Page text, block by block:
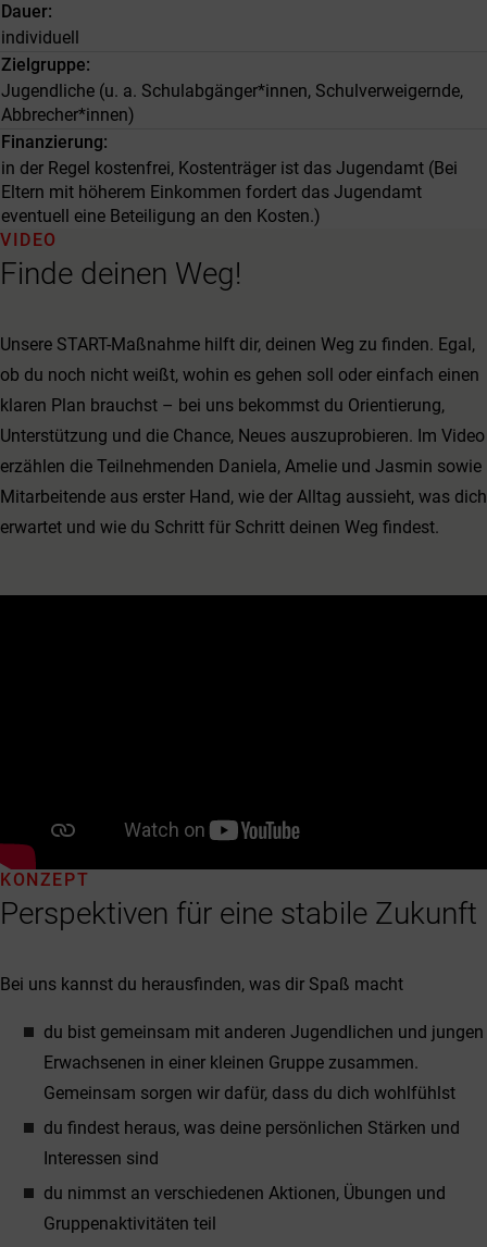
Dauer
individuell
Zielgruppe
Jugendliche (u. a. Schulabgänger*innen, Schulverweigernde,
Abbrecher*innen)
Finanzierung
in der Regel kostenfrei, Kostenträger ist das Jugendamt (Bei
Eltern mit höherem Einkommen fordert das Jugendamt
eventuell eine Beteiligung an den Kosten.)
Finde deinen Weg!
VIDEO
Unsere START-Maßnahme hilft dir, deinen Weg zu finden. Egal,
ob du noch nicht weißt, wohin es gehen soll oder einfach einen
klaren Plan brauchst – bei uns bekommst du Orientierung,
Unterstützung und die Chance, Neues auszuprobieren. Im Video
erzählen die Teilnehmenden Daniela, Amelie und Jasmin sowie
Mitarbeitende aus erster Hand, wie der Alltag aussieht, was dich
erwartet und wie du Schritt für Schritt deinen Weg findest.
Perspektiven für eine stabile Zukunft
KONZEPT
Bei uns kannst du herausfinden, was dir Spaß macht
du bist gemeinsam mit anderen Jugendlichen und jungen
Erwachsenen in einer kleinen Gruppe zusammen.
Gemeinsam sorgen wir dafür, dass du dich wohlfühlst
du findest heraus, was deine persönlichen Stärken und
Interessen sind
du nimmst an verschiedenen Aktionen, Übungen und
Gruppenaktivitäten teil